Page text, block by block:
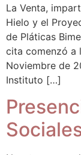
La Venta,
Hielo y el
de Pláticas
cita comenzó a
Noviembre de
Instituto […]